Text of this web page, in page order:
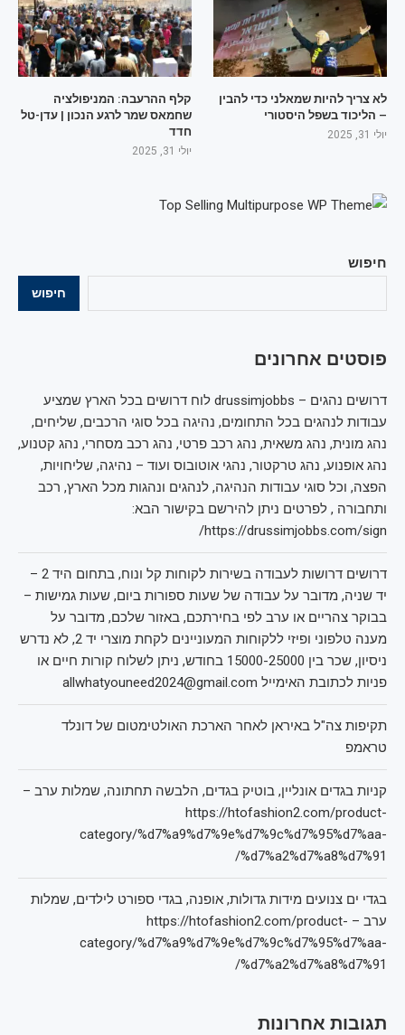
חיפוש
חיפוש
פוסטים אחרונים
דרושים נהגים – drussimjobbs לוח דרושים בכל הארץ שמציע
עבודות לנהגים בכל התחומים, נהיגה בכל סוגי הרכבים, שליחים,
נהג מונית, נהג משאית, נהג רכב פרטי, נהג רכב מסחרי, נהג קטנוע,
נהג אופנוע, נהג טרקטור, נהגי אוטובוס ועוד – נהיגה, שליחויות,
הפצה, וכל סוגי עבודות הנהיגה, לנהגים ונהגות מכל הארץ, רכב
ותחבורה , לפרטים ניתן להירשם בקישור הבא:
https://drussimjobbs.com/sign/
דרושים דרושות לעבודה בשירות לקוחות קל ונוח, בתחום היד 2 –
יד שניה, מדובר על עבודה של שעות ספורות ביום, שעות גמישות –
בבוקר צהריים או ערב לפי בחירתכם, באזור שלכם, מדובר על
מענה טלפוני ופיזי ללקוחות המעוניינים לקחת מוצרי יד 2, לא נדרש
ניסיון, שכר בין 15000-25000 בחודש, ניתן לשלוח קורות חיים או
פניות לכתובת האימייל allwhatyouneed2024@gmail.com
תקיפות צה"ל באיראן לאחר הארכת האולטימטום של דונלד
טראמפ
קניות בגדים אונליין, בוטיק בגדים, הלבשה תחתונה, שמלות ערב –
https://htofashion2.com/product-
category/%d7%a9%d7%9e%d7%9c%d7%95%d7%aa-
%d7%a2%d7%a8%d7%91/
בגדי ים צנועים מידות גדולות, אופנה, בגדי ספורט לילדים, שמלות
ערב – https://htofashion2.com/product-
category/%d7%a9%d7%9e%d7%9c%d7%95%d7%aa-
%d7%a2%d7%a8%d7%91/
תגובות אחרונות
לא צריך להיות שמאלני כדי להבין
– הליכוד בשפל היסטורי
יולי 31, 2025
קלף ההרעבה: המניפולציה
שחמאס שמר לרגע הנכון | עדן-טל
חדד
יולי 31, 2025